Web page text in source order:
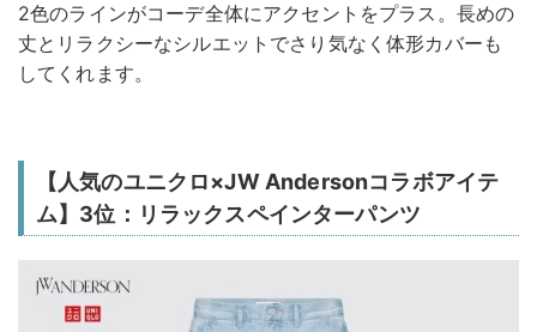
2色のラインがコーデ全体にアクセントをプラス。長めの
丈とリラクシーなシルエットでさり気なく体形カバーも
してくれます。
【人気のユニクロ×JW Andersonコラボアイテ
ム】3位：リラックスペインターパンツ